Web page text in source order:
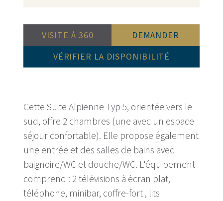
VISITE À 360
DEMANDER
VÉRIFIER LA DISPONIBILITÉ
Cette Suite Alpienne Typ 5, orientée vers le
sud, offre 2 chambres (une avec un espace
séjour confortable). Elle propose également
une entrée et des salles de bains avec
baignoire/WC et douche/WC. L'équipement
comprend : 2 télévisions à écran plat,
téléphone, minibar, coffre-fort , lits